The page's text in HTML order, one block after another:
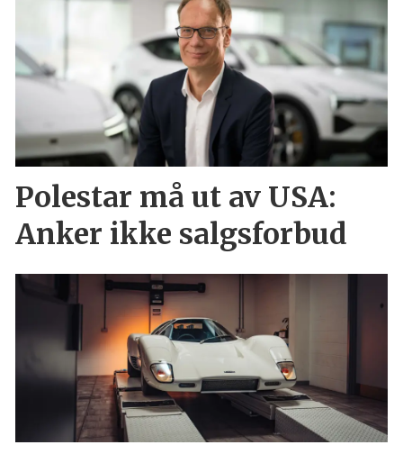
Polestar må ut av USA:
Anker ikke salgsforbud